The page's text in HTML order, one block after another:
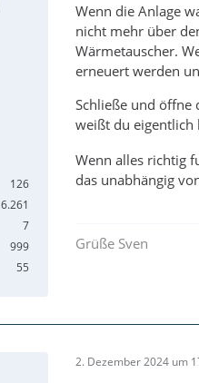
126
6.261
7
999
55
Wenn die Anlage
nicht mehr über
Wärmetauscher.
erneuert werden
Schließe und öffne
weißt du eigentlich
Wenn alles richtig
das unabhängig
Grüße Sven
2. Dezember 2024 um